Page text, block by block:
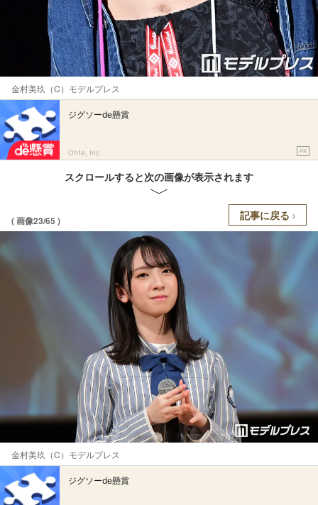
金村美玖（C）モデルプレス
ジグソーde懸賞
Ohte, Inc. PR
スクロールすると次の画像が表示されます
( 画像23/65 ) 記事に戻る
金村美玖（C）モデルプレス
ジグソーde懸賞